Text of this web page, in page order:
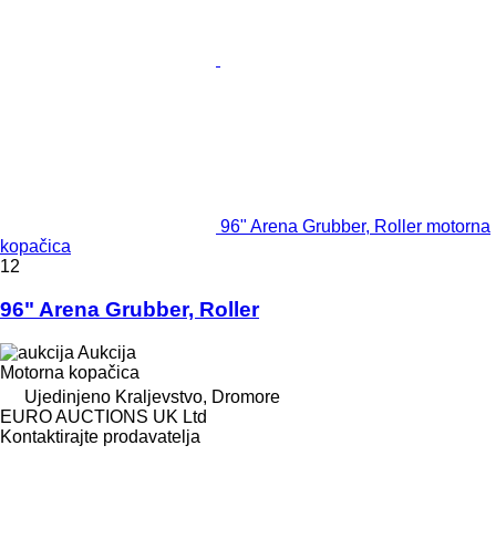
96" Arena Grubber, Roller motorna
kopačica
12
96" Arena Grubber, Roller
Aukcija
Motorna kopačica
Ujedinjeno Kraljevstvo, Dromore
EURO AUCTIONS UK Ltd
Kontaktirajte prodavatelja